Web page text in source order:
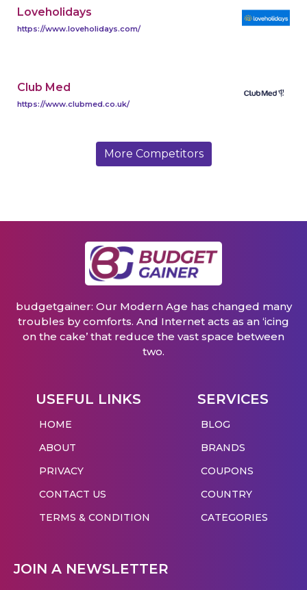
Loveholidays
https://www.loveholidays.com/
Club Med
https://www.clubmed.co.uk/
More Competitors
budgetgainer: Our Modern Age has changed many
troubles by comforts. And Internet acts as an ‘icing
on the cake’ that reduce the vast space between
two.
USEFUL LINKS
HOME
ABOUT
PRIVACY
CONTACT US
TERMS & CONDITION
SERVICES
BLOG
BRANDS
COUPONS
COUNTRY
CATEGORIES
JOIN A NEWSLETTER